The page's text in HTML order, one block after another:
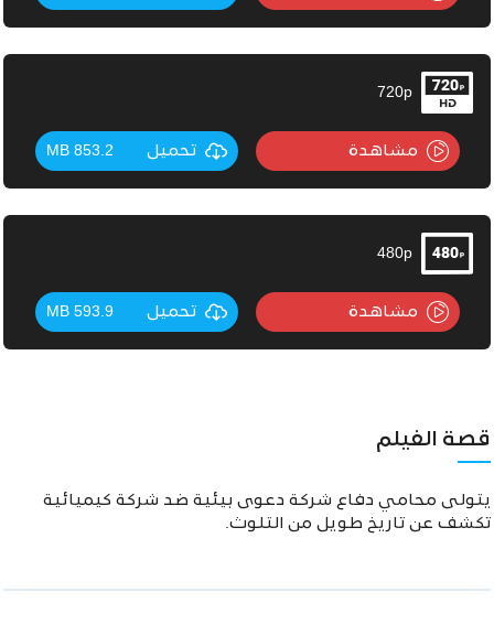
720p
مشاهدة تحميل 853.2 MB
480p
مشاهدة تحميل 593.9 MB
قصة الفيلم
يتولى محامي دفاع شركة دعوى بيئية ضد شركة كيميائية
تكشف عن تاريخ طويل من التلوث.